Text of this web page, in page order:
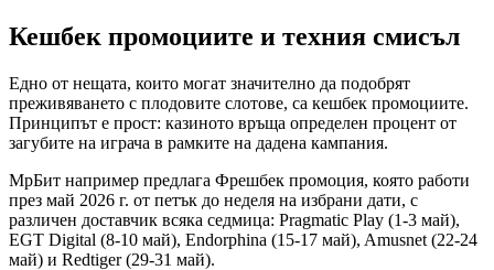
Кешбек промоциите и техния смисъл
Едно от нещата, които могат значително да подобрят
преживяването с плодовите слотове, са кешбек промоциите.
Принципът е прост: казиното връща определен процент от
загубите на играча в рамките на дадена кампания.
МрБит например предлага Фрешбек промоция, която работи
през май 2026 г. от петък до неделя на избрани дати, с
различен доставчик всяка седмица: Pragmatic Play (1-3 май),
EGT Digital (8-10 май), Endorphina (15-17 май), Amusnet (22-24
май) и Redtiger (29-31 май).